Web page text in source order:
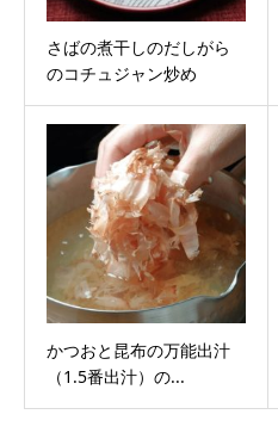
さばの煮干しのだしがら
のコチュジャン炒め
かつおと昆布の万能出汁
（1.5番出汁）の...